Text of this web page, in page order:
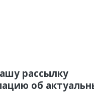
рассылку
об